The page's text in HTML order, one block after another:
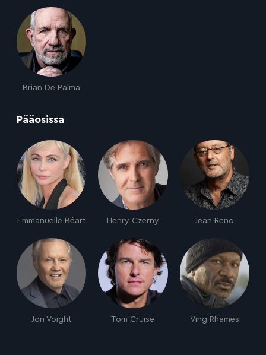
Brian De Palma
Pääosissa
Emmanuelle Béart Henry Czerny Jean Reno
Jon Voight Tom Cruise Ving Rhames